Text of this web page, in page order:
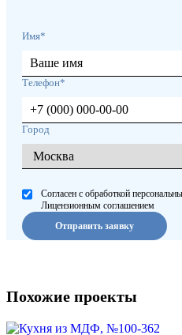
Имя*
Телефон*
Город
Согласен с обработкой
Лицензионным соглашением
Отправить заявку
Похожие проекты